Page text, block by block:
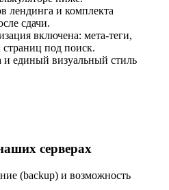
лендинга и комплекта
сдачи.
включена: мета-теги,
страниц под поиск.
и единый визуальный стиль
серверах
(backup) и возможность